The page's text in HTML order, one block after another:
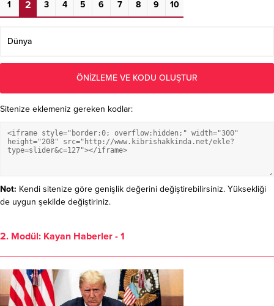
Sitenize eklemeniz gereken kodlar:
Not: Kendi sitenize göre genişlik değerini değiştirebilirsiniz. Yüksekliği
de uygun şekilde değiştiriniz.
2. Modül: Kayan Haberler - 1